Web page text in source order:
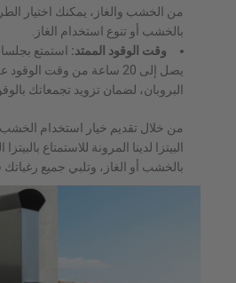
من الخشب والغاز، يمكنك اختيار
بالخشب أو تنوع استخدام الغاز.
وقت الوقود الممتد: استمتع
البروبان، لضمان تزويد تجمعاتك
من خلال تقديم خيار استخدام الخشب
البيتزا لدينا المرونة للاستمتاع
بالخشب أو الغاز، وتلبي جميع